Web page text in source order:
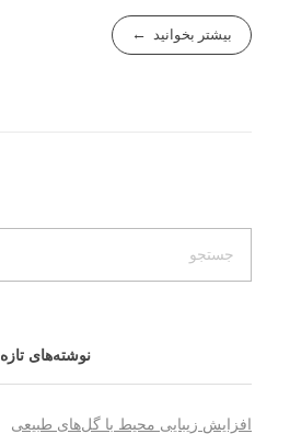
بیشتر بخوانید
نوشته‌های تازه
افزایش زیبایی محیط با گل‌های طبیعی